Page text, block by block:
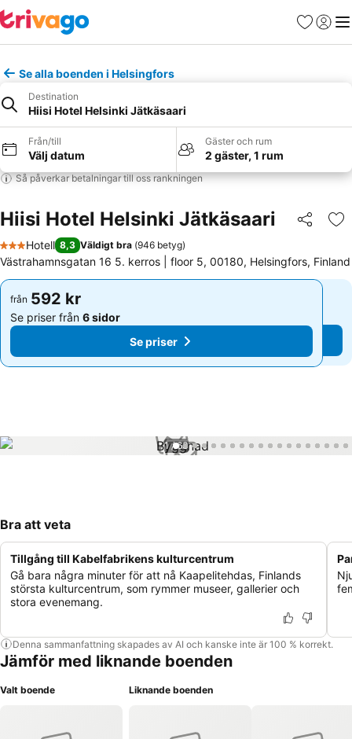
Favoriter
Logga
Se alla boenden i Helsingfors
Destination
Hiisi Hotel Helsinki Jätkäsaari
Från/till
Välj datum
Gäster och rum
2 gäster, 1 rum
Så påverkar betalningar till oss rankningen
Hiisi Hotel Helsinki Jätkäsaari Dela
3 Stjärnor
Hotell 8,3 Väldigt bra (946 betyg)
Västrahamnsgatan 16 5. kerros | floor 5, 00180, Helsingfors, Finland
från 592 kr
Se priser från 6 sidor
Se priser
från 592 kr
Se priser från 6 sidor
Se priser
1 / 63
Bra att veta
Tillgång till Kabelfabrikens kulturcentrum
Gå bara några minuter för att nå Kaapelitehdas, Finlands
största kulturcentrum, som rymmer museer, gallerier och
stora evenemang.
Denna sammanfattning skapades av AI och kanske inte är 100 % korrekt.
Jämför med liknande boenden
Valt boende Liknande boenden